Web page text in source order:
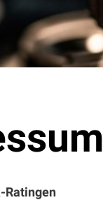
Ratingen